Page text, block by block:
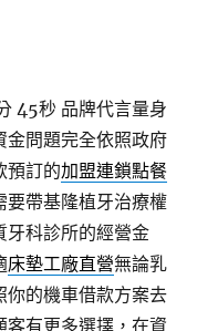
45秒 品牌代言量身
金問題完全依照政府
預訂的加盟連鎖點餐
要帶基隆植牙治療權
牙科診所的經營金
床墊工廠直營無論乳
你的機車借款方案去
客有更多選擇，在資